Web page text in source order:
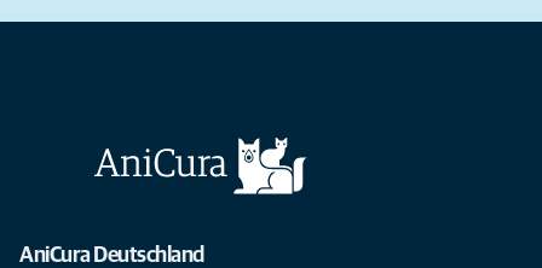
AniCura Deutschland